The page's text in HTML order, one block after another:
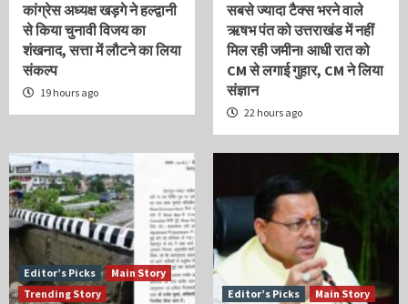
कांग्रेस अध्यक्ष खड़गे ने हल्द्वानी
से किया चुनावी विजय का
शंखनाद, सत्ता में लौटने का लिया
संकल्प
19 hours ago
सबसे ज्यादा टैक्स भरने वाले
ऋषभ पंत को उत्तराखंड में नहीं
मिल रही जमीन! आधी रात को
CM से लगाई गुहार, CM ने लिया
संज्ञान
22 hours ago
Editor’s Picks
Main Story
Trending Story
Editor’s Picks
Main Story